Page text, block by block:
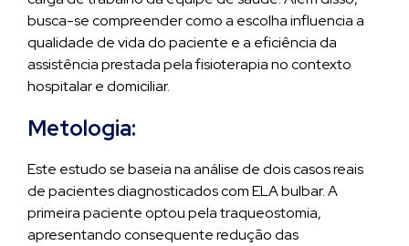
busca-se compreender como a escolha influencia a
qualidade de vida do paciente e a eficiência da
assistência prestada pela fisioterapia no contexto
hospitalar e domiciliar.
Metologia:
Este estudo se baseia na análise de dois casos reais
de pacientes diagnosticados com ELA bulbar. A
primeira paciente optou pela traqueostomia,
apresentando consequente redução das